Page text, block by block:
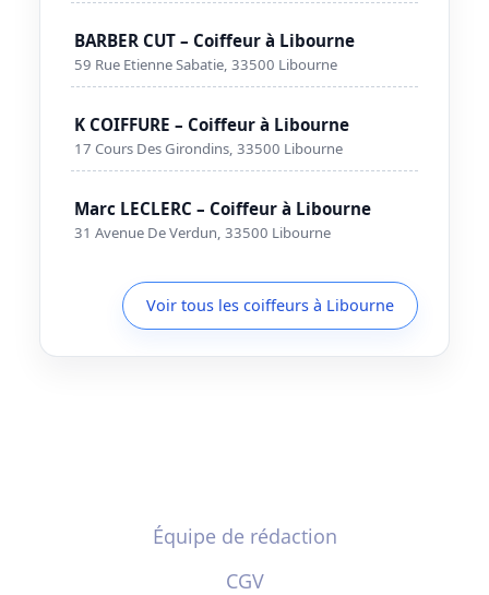
BARBER CUT – Coiffeur à Libourne
59 Rue Etienne Sabatie, 33500 Libourne
K COIFFURE – Coiffeur à Libourne
17 Cours Des Girondins, 33500 Libourne
Marc LECLERC – Coiffeur à Libourne
31 Avenue De Verdun, 33500 Libourne
Voir tous les coiffeurs à Libourne
Équipe de rédaction
CGV